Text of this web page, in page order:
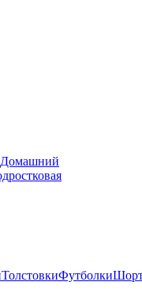
Домашний
ТолстовкиФутболки